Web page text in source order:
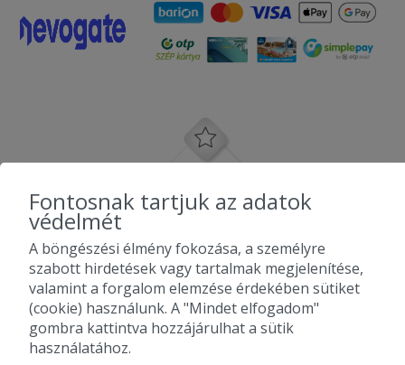
Fontosnak tartjuk az adatok
védelmét
A böngészési élmény fokozása, a személyre
szabott hirdetések vagy tartalmak megjelenítése,
valamint a forgalom elemzése érdekében sütiket
(cookie) használunk. A "Mindet elfogadom"
gombra kattintva hozzájárulhat a sütik
használatához.